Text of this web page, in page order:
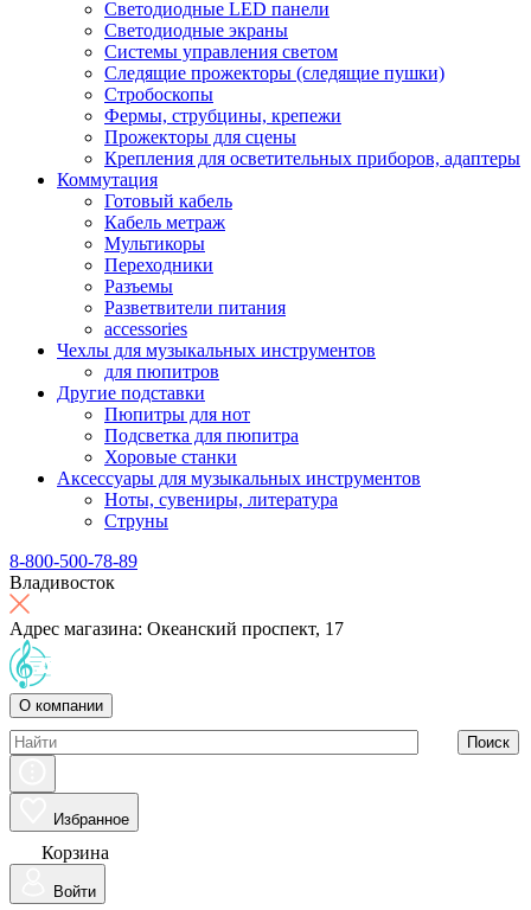
Светодиодные LED панели
Светодиодные экраны
Системы управления светом
Следящие прожекторы (следящие пушки)
Стробоскопы
Фермы, струбцины, крепежи
Прожекторы для сцены
Крепления для осветительных приборов, адаптеры
Коммутация
Готовый кабель
Кабель метраж
Мультикоры
Переходники
Разъемы
Разветвители питания
accessories
Чехлы для музыкальных инструментов
для пюпитров
Другие подставки
Пюпитры для нот
Подсветка для пюпитра
Хоровые станки
Аксессуары для музыкальных инструментов
Ноты, сувениры, литература
Струны
8-800-500-78-89
Владивосток
Адрес магазина: Океанский проспект, 17
О компании
Поиск
Избранное
Корзина
Войти